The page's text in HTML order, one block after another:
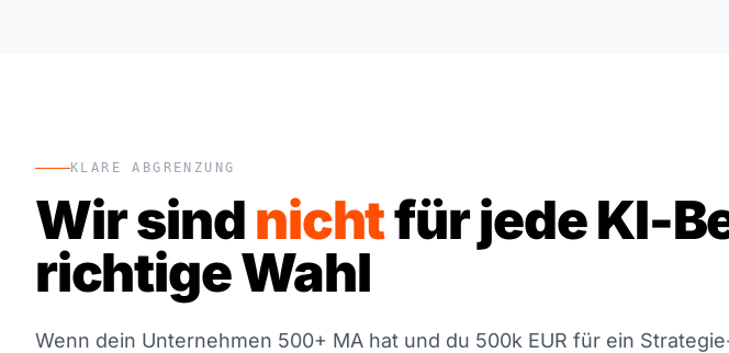
KLARE ABGRENZUNG
Wir sindnichtfür jede KI-
richtige Wahl
Wenn dein Unternehmen 500+ MA hat und du 500k EUR für ein